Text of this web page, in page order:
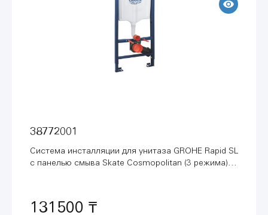
38772001
Система инсталляции для унитаза GROHE Rapid SL
с панелью смыва Skate Cosmopolitan (3 режима)
131500 ₸